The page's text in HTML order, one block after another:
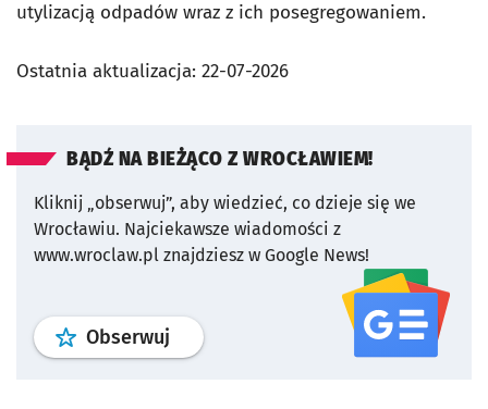
utylizacją odpadów wraz z ich posegregowaniem.
Ostatnia aktualizacja: 22-07-2026
BĄDŹ NA BIEŻĄCO Z WROCŁAWIEM!
Kliknij „obserwuj”, aby wiedzieć, co dzieje się we
Wrocławiu. Najciekawsze wiadomości z
www.wroclaw.pl znajdziesz w Google News!
Obserwuj profil serwisu